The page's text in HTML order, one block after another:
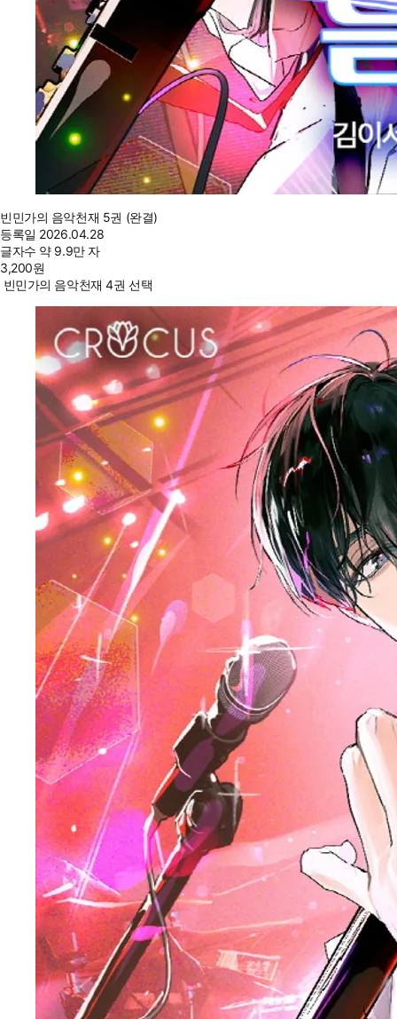
빈민가의 음악천재 5권 (완결)
등록일 2026.04.28
글자수 약 9.9만 자
3,200원
빈민가의 음악천재 4권 선택